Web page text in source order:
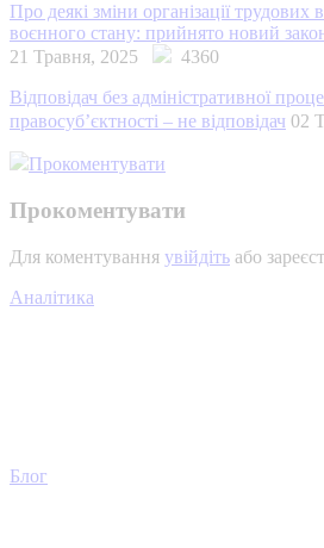
Про деякі зміни організації трудових
воєнного стану: прийнято новий
21 Травня, 2025
4360
Відповідач без адміністративної
правосуб’єктності – не відповідач 02
Прокоментувати
Прокоментувати
Для коментування увійдіть або
Аналітика
Блог